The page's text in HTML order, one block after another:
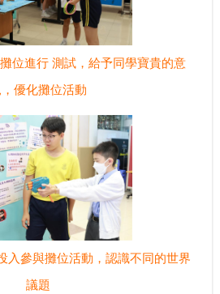
位進行 測試，給予同學寶貴的意
，優化攤位活動
入參與攤位活動，認識不同的世界
議題